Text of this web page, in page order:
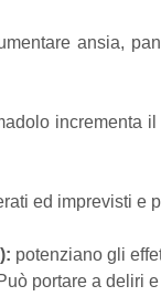
ansia,
incrementa
ed imprevisti e
potenziano gli
portare a deliri